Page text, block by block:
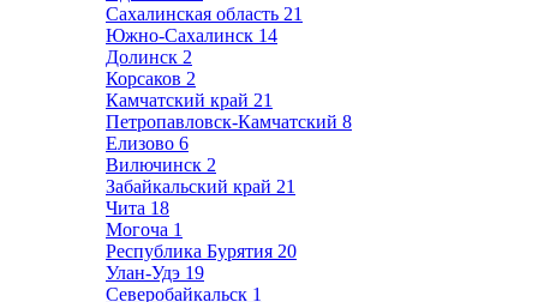
Сахалинская область 21
Южно-Сахалинск 14
Долинск 2
Корсаков 2
Камчатский край 21
Петропавловск-Камчатский 8
Елизово 6
Вилючинск 2
Забайкальский край 21
Чита 18
Могоча 1
Республика Бурятия 20
Улан-Удэ 19
Северобайкальск 1